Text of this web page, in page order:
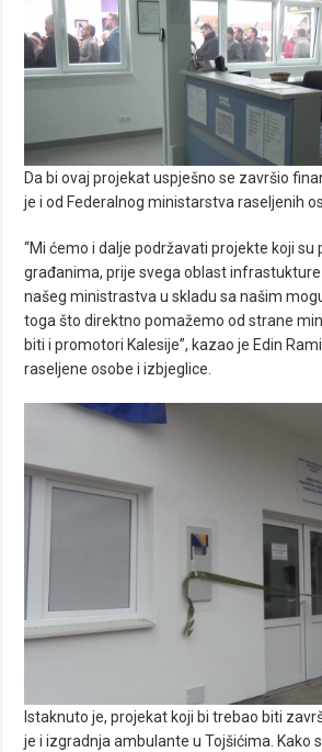
Da bi ovaj projekat uspješno se završio
je i od Federalnog ministarstva raseljenih
“Mi ćemo i dalje podržavati projekte koji su
građanima, prije svega oblast
našeg ministrastva u skladu sa našim
toga što direktno pomažemo od strane
biti i promotori Kalesije”, kazao je Edin
raseljene osobe i izbjeglice.
Istaknuto je, projekat koji bi trebao biti
je i izgradnja ambulante u Tojšićima. Kako